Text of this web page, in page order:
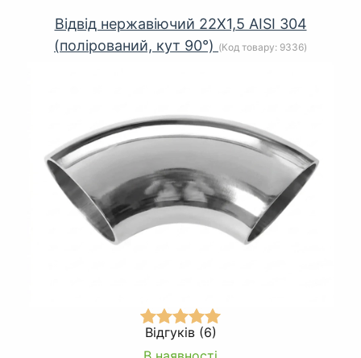
Відвід нержавіючий 22Х1,5 AISI 304
(полірований, кут 90°) (Код товару: 9336)
Відгуків (6)